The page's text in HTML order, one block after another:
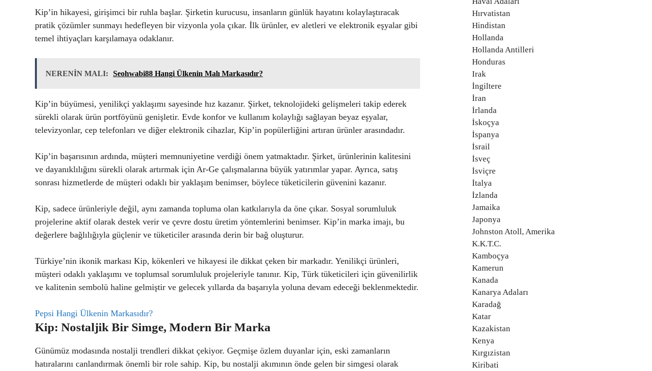
Kip’in hikayesi, girişimci bir ruhla başlar. Şirketin kurucusu, insanların günlük hayatını kolaylaştıracak
pratik çözümler sunmayı hedefleyen bir vizyonla yola çıkar. İlk ürünler, ev aletleri ve elektronik eşyalar gibi
temel ihtiyaçları karşılamaya odaklanır.
NERENİN MALI: Seohwabi88 Hangi Ülkenin Malı Markasıdır?
Kip’in büyümesi, yenilikçi yaklaşımı sayesinde hız kazanır. Şirket, teknolojideki gelişmeleri takip ederek
sürekli olarak ürün portföyünü genişletir. Evde konfor ve kullanım kolaylığı sağlayan beyaz eşyalar,
televizyonlar, cep telefonları ve diğer elektronik cihazlar, Kip’in popülerliğini artıran ürünler arasındadır.
Kip’in başarısının ardında, müşteri memnuniyetine verdiği önem yatmaktadır. Şirket, ürünlerinin kalitesini
ve dayanıklılığını sürekli olarak artırmak için Ar-Ge çalışmalarına büyük yatırımlar yapar. Ayrıca, satış
sonrası hizmetlerde de müşteri odaklı bir yaklaşım benimser, böylece tüketicilerin güvenini kazanır.
Kip, sadece ürünleriyle değil, aynı zamanda topluma olan katkılarıyla da öne çıkar. Sosyal sorumluluk
projelerine aktif olarak destek verir ve çevre dostu üretim yöntemlerini benimser. Kip’in marka imajı, bu
değerlere bağlılığıyla güçlenir ve tüketiciler arasında derin bir bağ oluşturur.
Türkiye’nin ikonik markası Kip, kökenleri ve hikayesi ile dikkat çeken bir markadır. Yenilikçi ürünleri,
müşteri odaklı yaklaşımı ve toplumsal sorumluluk projeleriyle tanınır. Kip, Türk tüketicileri için güvenilirlik
ve kalitenin sembolü haline gelmiştir ve gelecek yıllarda da başarıyla yoluna devam edeceği beklenmektedir.
Pepsi Hangi Ülkenin Markasıdır?
Kip: Nostaljik Bir Simge, Modern Bir Marka
Günümüz modasında nostalji trendleri dikkat çekiyor. Geçmişe özlem duyanlar için, eski zamanların
hatıralarını canlandırmak önemli bir role sahip. Kip, bu nostalji akımının önde gelen bir simgesi olarak
Hırvatistan
Hindistan
Hollanda
Hollanda Antilleri
Honduras
Irak
İngiltere
İran
İrlanda
İskoçya
İspanya
İsrail
İsveç
İsviçre
İtalya
İzlanda
Jamaika
Japonya
Johnston Atoll, Amerika
K.K.T.C.
Kamboçya
Kamerun
Kanada
Kanarya Adaları
Karadağ
Katar
Kazakistan
Kenya
Kırgızistan
Kiribati